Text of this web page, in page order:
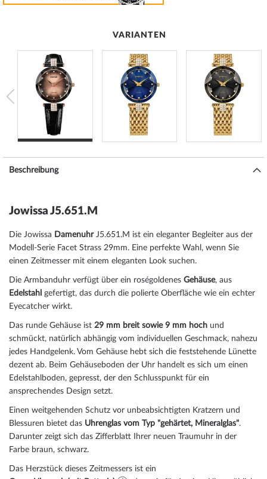
VARIANTEN
Beschreibung
Jowissa J5.651.M
Die Jowissa DamenuhrJ5.651.M ist ein eleganter Begleiter aus der
Modell-Serie Facet Strass 29mm. Eine perfekte Wahl, wenn Sie
einen Zeitmesser mit einem eleganten Look suchen.
Die Armbanduhr verfügt über ein roségoldenes Gehäuse, aus
Edelstahl gefertigt, das durch die polierte Oberfläche wie ein echter
Eyecatcher wirkt.
Das runde Gehäuse ist 29 mm breit sowie 9 mm hoch und
schmückt, natürlich abhängig vom individuellen Geschmack, nahezu
jedes Handgelenk. Vom Gehäuse hebt sich die feststehende Lünette
dezent ab. Beim Gehäuseboden der Uhr handelt es sich um einen
Edelstahlboden, gepresst, der den Schlusspunkt für ein
ansprechendes Design setzt.
Einen weitgehenden Schutz vor unbeabsichtigten Kratzern und
Blessuren bietet das Uhrenglas vom Typ "gehärtet, Mineralglas".
Darunter zeigt sich das Zifferblatt Ihrer neuen Traumuhr in der
Farbe braun, schwarz.
Das Herzstück dieses Zeitmessers ist ein